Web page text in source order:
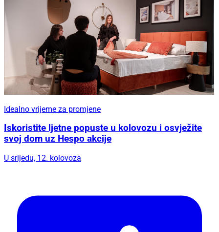
Idealno vrijeme za promjene
Iskoristite ljetne popuste u kolovozu i osvježite
svoj dom uz Hespo akcije
U srijedu, 12. kolovoza